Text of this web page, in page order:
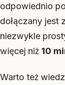
odpowiednio
dołączany jest
niezwykle
więcej niż 10
Warto też